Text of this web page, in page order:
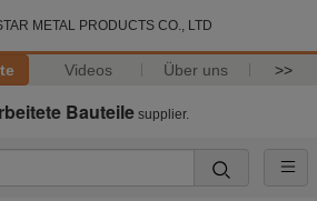
METAL PRODUCTS CO., LTD
Videos Über uns >>
Bauteile supplier.